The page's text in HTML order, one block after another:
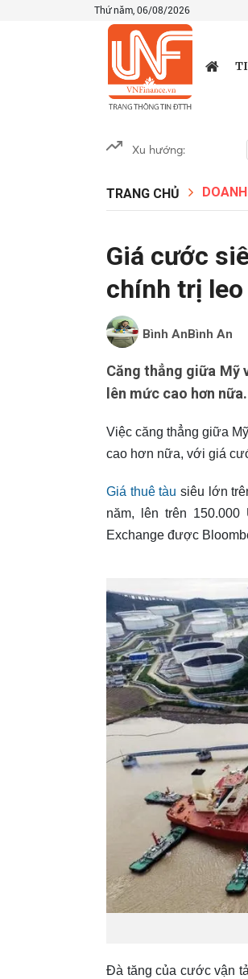
Thứ năm, 06/08/2026
Xu hướng:
TRANG CHỦ
Giá cước
chính trị
Bình AnBình An
Căng thẳng giữa Mỹ
lên mức cao hơn nữa.
Việc căng thẳng giữa
cao hơn nữa, với giá
Giá thuê tàu siêu lớn
năm, lên trên
Exchange được
Đà tăng của cước vận